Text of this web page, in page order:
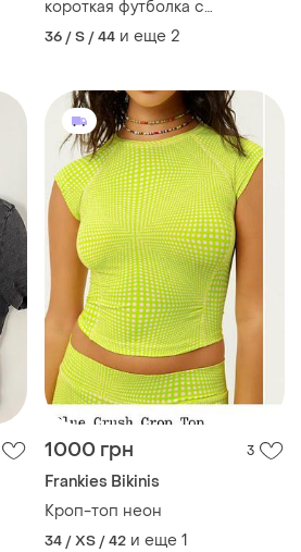
короткая футболка с
резинками цветными патчами
нашивками оверсайз zara
36 / S / 44 и еще 2
1000 грн 3
Frankies Bikinis
Кроп-топ неон
34 / XS / 42 и еще 1